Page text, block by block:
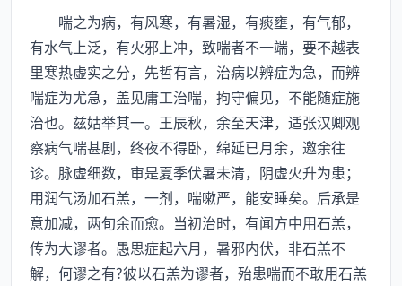
喘之为病，有风寒，有暑湿，有痰壅，有气郁，
有水气上泛，有火邪上冲，致喘者不一端，要不越表
里寒热虚实之分，先哲有言，治病以辨症为急，而辨
喘症为尤急，盖见庸工治喘，拘守偏见，不能随症施
治也。兹姑举其一。王辰秋，余至天津，适张汉卿观
察病气喘甚剧，终夜不得卧，绵延已月余，邀余往
诊。脉虚细数，审是夏季伏暑未清，阴虚火升为患；
用润气汤加石羔，一剂，喘嗽严，能安睡矣。后承是
意加减，两旬余而愈。当初治时，有闻方中用石羔，
传为大谬者。愚思症起六月，暑邪内伏，非石羔不
解，何谬之有?彼以石羔为谬者，殆患喘而不敢用石羔